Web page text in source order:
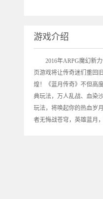
游戏介绍
2016年ARPG魔幻新力
页游戏将让传奇迷们重回
煌！《蓝月传奇》不但高
典玩法，万人乱战、血染
玩法，将唤起你的热血岁
者无悔战苍穹，英雄蓝月